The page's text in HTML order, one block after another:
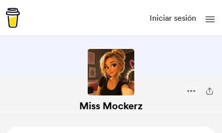
Iniciar sesión
Miss Mockerz